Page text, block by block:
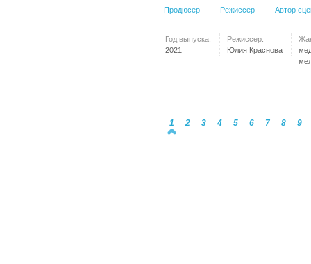
Продюсер Режиссер Автор
Год выпуска:
2021
Режиссер:
Юлия Краснова
1 2 3 4 5 6 7 8 9